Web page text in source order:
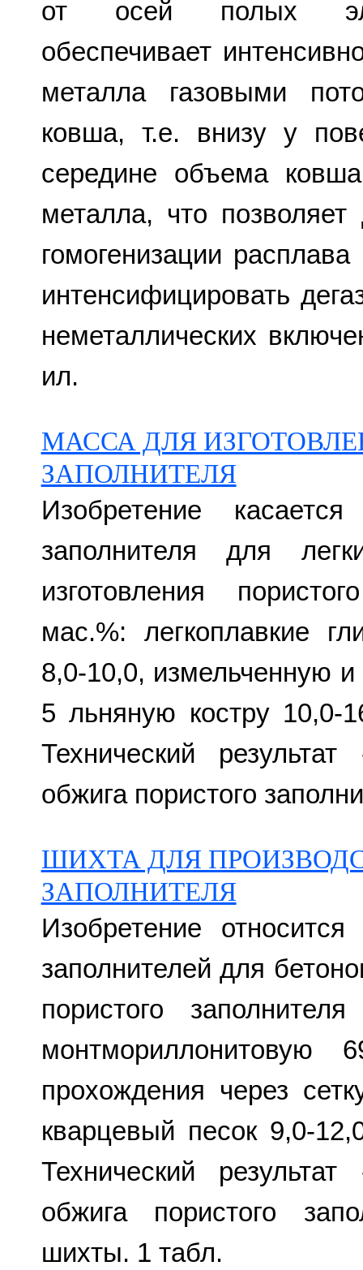
от осей полых
обеспечивает
металла газовыми
ковша, т.е. внизу у
середине объема
металла, что позволяет
гомогенизации
интенсифицировать
неметаллических
ил.
МАССА ДЛЯ
ЗАПОЛНИТЕЛЯ
Изобретение
заполнителя для
изготовления
мас.%: легкоплавкие
8,0-10,0, измельченную
5 льняную костру 10,0-
Технический
обжига пористого
ШИХТА ДЛЯ
ЗАПОЛНИТЕЛЯ
Изобретение
заполнителей для
пористого
монтмориллонитовую
прохождения через
кварцевый песок 9,0-
Технический
обжига пористого
шихты. 1 табл.